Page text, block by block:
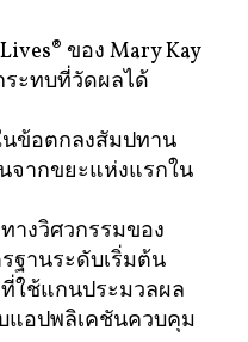
ของ Mary Kay
ระทบที่วัดผลได้
นข้อตกลงสัมปทาน
จากขยะแห่งแรกใน
างวิศวกรรมของ
ฐานระดับเริ่มต้น
ใช้แกนประมวลผล
แอปพลิเคชันควบคุม